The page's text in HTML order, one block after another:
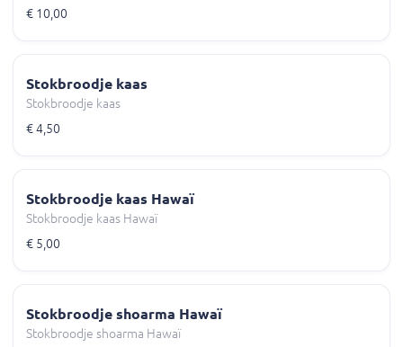
€ 10,00
Stokbroodje kaas
Stokbroodje kaas
€ 4,50
Stokbroodje kaas Hawaï
Stokbroodje kaas Hawaï
€ 5,00
Stokbroodje shoarma Hawaï
Stokbroodje shoarma Hawaï